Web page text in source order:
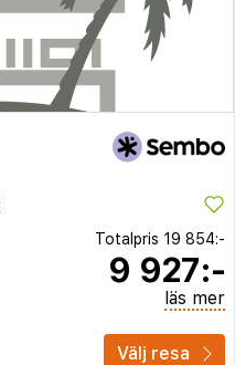
Totalpris 19 854:-
9 927:-
läs mer
Välj resa